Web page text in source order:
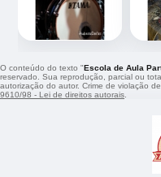
O conteúdo do texto "Escola de Aula
reservado. Sua reprodução, parcial ou
autorização do autor. Crime de violação
9610/98 - Lei de direitos autorais.